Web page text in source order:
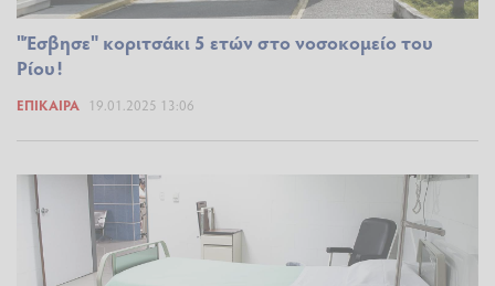
"Έσβησε" κοριτσάκι 5 ετών στο νοσοκομείο του
Ρίου!
ΕΠΊΚΑΙΡΑ 19.01.2025 13:06